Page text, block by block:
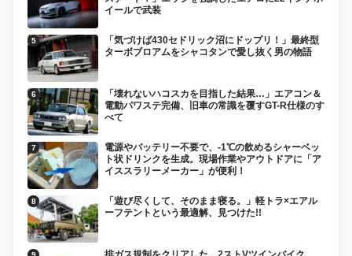
イールで武装
「気づけば430セドリック沼にドップリ！」最終型
ターボブロアムをシャコタンで愛し抜く男の物語
「壊れないハコスカを目指した結果…」エアコン＆
電動パワステ完備、旧車の常識を覆すGT-R仕様のす
べて
電源やバッテリー不要で、-1℃の飲めるシャーベッ
ト状ドリンクを生成。現場作業やアウトドアに「ア
イススラリーメーカー」が便利！
「遊び尽くして、そのまま寝る。」軽トラ×エアル
ーフテントという最適解、見つけた!!